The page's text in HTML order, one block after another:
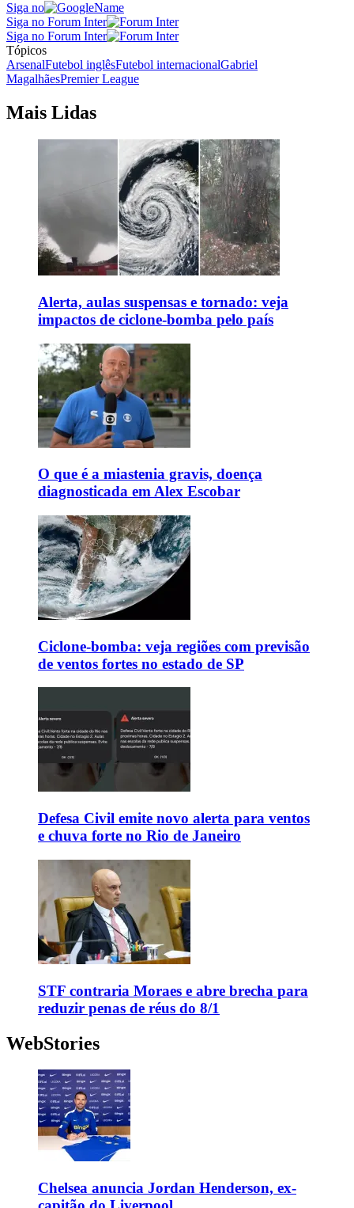
Siga no
Siga no Forum Inter
Siga no Forum Inter
Tópicos
ArsenalFutebol inglêsFutebol internacionalGabriel
MagalhãesPremier League
Mais Lidas
Alerta, aulas suspensas e tornado: veja
impactos de ciclone-bomba pelo país
O que é a miastenia gravis, doença
diagnosticada em Alex Escobar
Ciclone-bomba: veja regiões com previsão
de ventos fortes no estado de SP
Defesa Civil emite novo alerta para ventos
e chuva forte no Rio de Janeiro
STF contraria Moraes e abre brecha para
reduzir penas de réus do 8/1
WebStories
Chelsea anuncia Jordan Henderson, ex-